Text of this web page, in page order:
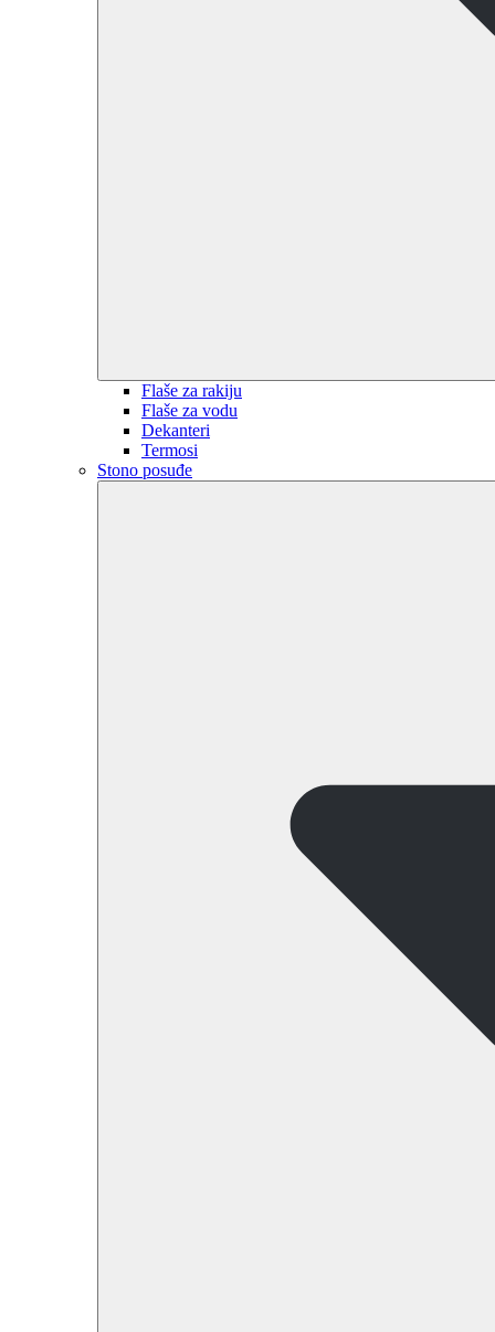
Flaše za rakiju
Flaše za vodu
Dekanteri
Termosi
Stono posuđe